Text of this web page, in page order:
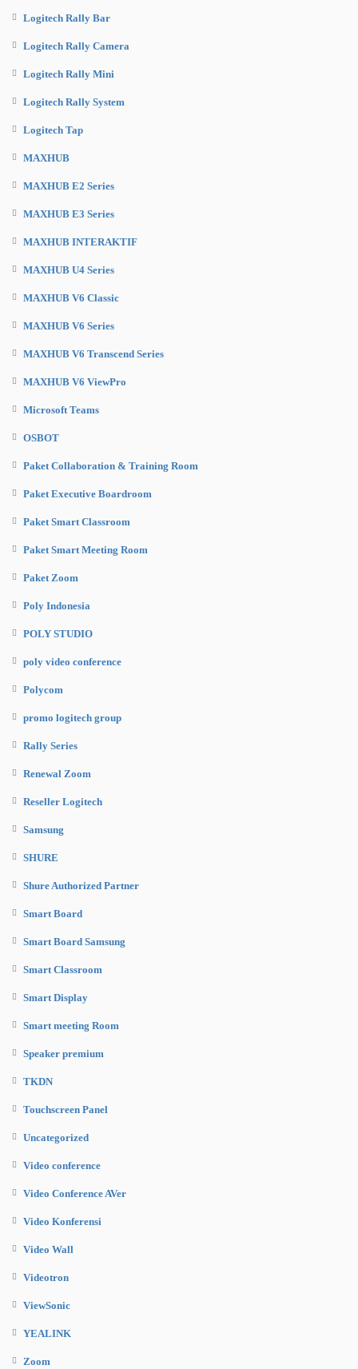
Logitech Rally Bar
Logitech Rally Camera
Logitech Rally Mini
Logitech Rally System
Logitech Tap
MAXHUB
MAXHUB E2 Series
MAXHUB E3 Series
MAXHUB INTERAKTIF
MAXHUB U4 Series
MAXHUB V6 Classic
MAXHUB V6 Series
MAXHUB V6 Transcend Series
MAXHUB V6 ViewPro
Microsoft Teams
OSBOT
Paket Collaboration & Training Room
Paket Executive Boardroom
Paket Smart Classroom
Paket Smart Meeting Room
Paket Zoom
Poly Indonesia
POLY STUDIO
poly video conference
Polycom
promo logitech group
Rally Series
Renewal Zoom
Reseller Logitech
Samsung
SHURE
Shure Authorized Partner
Smart Board
Smart Board Samsung
Smart Classroom
Smart Display
Smart meeting Room
Speaker premium
TKDN
Touchscreen Panel
Uncategorized
Video conference
Video Conference AVer
Video Konferensi
Video Wall
Videotron
ViewSonic
YEALINK
Zoom